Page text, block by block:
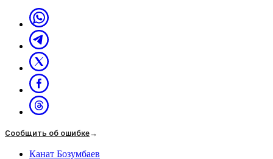
Сообщить об ошибке→
Канат Бозумбаев